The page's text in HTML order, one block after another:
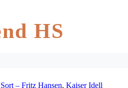
HS
– Fritz Hansen, Kaiser Idell